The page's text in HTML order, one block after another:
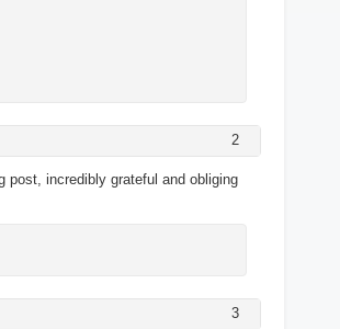
2
post, incredibly grateful and obliging
3